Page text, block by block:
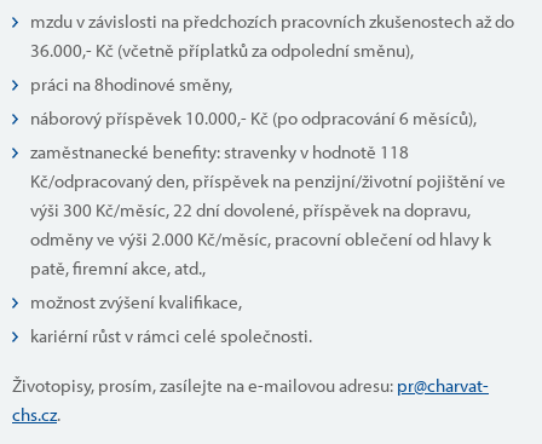
mzdu v závislosti na předchozích pracovních zkušenostech až do
36.000,- Kč (včetně příplatků za odpolední směnu),
práci na 8hodinové směny,
náborový příspěvek 10.000,- Kč (po odpracování 6 měsíců),
zaměstnanecké benefity: stravenky v hodnotě 118
Kč/odpracovaný den, příspěvek na penzijní/životní pojištění ve
výši 300 Kč/měsíc, 22 dní dovolené, příspěvek na dopravu,
odměny ve výši 2.000 Kč/měsíc, pracovní oblečení od hlavy k
patě, firemní akce, atd.,
možnost zvýšení kvalifikace,
kariérní růst v rámci celé společnosti.
Životopisy, prosím, zasílejte na e-mailovou adresu: pr@charvat-
chs.cz.